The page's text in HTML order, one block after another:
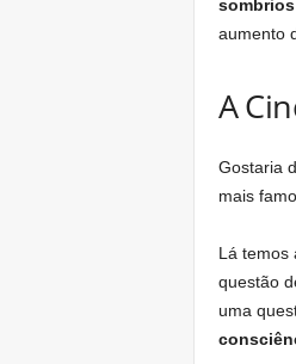
sombrios
aumento
A
Gostaria
mais
Lá temos
questão
uma